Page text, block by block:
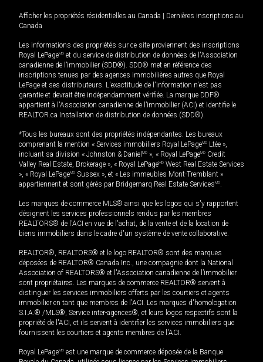
Afficher les propriétés résidentielles au Canada
Dernières inscriptions au
Canada
Les informations des propriétés sur ce site proviennent des inscriptions
Royal LePageMD et du service de distribution de données de l'Association
canadienne de l’immobilier (SDD®). SDD® met en référence des
inscriptions tenues par des agences immobilières autres que Royal
LePage et ses distributeurs. L'exactitude de l'information n'est pas
garantie et devrait être indépendamment vérifiée. La marque DDF®
appartient à l'Association canadienne de l’immobilier (ACI) et identifie le
REALTOR.ca Installation de distribution de données (SDD®).
*Tous les bureaux sont des propriétés indépendantes. Les bureaux
comprenant la mention « Services immobiliers Royal LePageMD Ltée »,
incluant sa division « Johnston & Daniel MD », « Royal LePageMD Credit
Valley Real Estate, Brokerage », « Royal LePageMD West Real Estate Services
», « Royal LePageMD Sussex », et « Les immeubles Mont-Tremblant »
appartiennent et sont gérés par Bridgemarq Real Estate ServicesMD.
Les marques de commerce MLS® ainsi que les logos qui s'y rapportent
désignent les services professionnels rendus par les membres
REALTORS® de l'ACI en vue de l'achat, de la vente et de la location de
biens immobiliers dans le cadre d'un système de vente collaborative.
REALTOR®, REALTORS® et le logo REALTOR® sont des marques
déposées de REALTOR® Canada Inc., une compagnie dont la National
Association of REALTORS® et l'Association canadienne de l’immobilier
sont propriétaires. Les marques de commerce REALTOR® servent à
distinguer les services immobiliers offerts par les courtiers et agents
immobilier en tant que membres de l'ACI. Les marques d'homologation
S.I.A.® /MLS®, Service inter-agences®, et leurs logos respectifs sont la
propriété de l'ACI, et ils servent à identifier les services immobiliers que
fournissent les courtiers et agents membres de l'ACI.
Royal LePageMD est une marque de commerce déposée de la Banque